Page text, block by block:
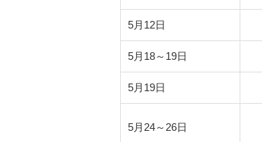
5月12日
5月18～19日
5月19日
5月24～26日